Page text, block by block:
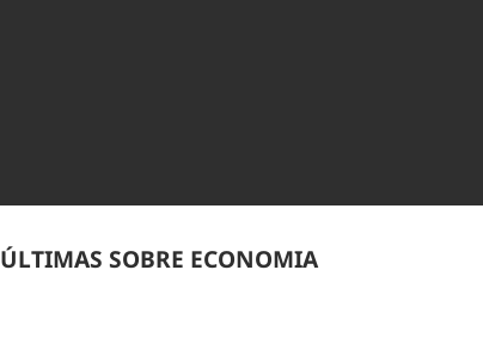
ÚLTIMAS SOBRE ECONOMIA